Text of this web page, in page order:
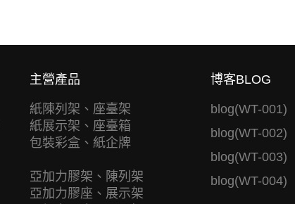
主營產品
紙陳列架、座臺架
紙展示架、座臺箱
包裝彩盒、紙企牌
亞加力膠架、陳列架
亞加力膠座、展示架
博客BLOG
blog(WT-001)
blog(WT-002)
blog(WT-003)
blog(WT-004)